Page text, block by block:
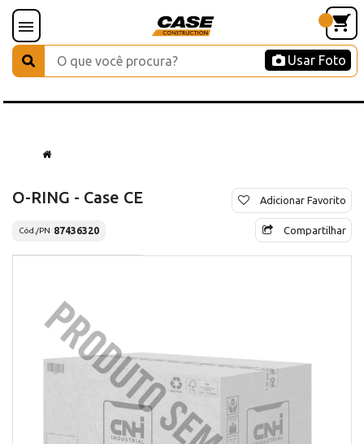
Usar Foto
O-RING - Case CE
Cód./PN 87436320
Adicionar Favorito
Compartilhar